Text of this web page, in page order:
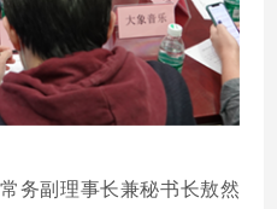
务副理事长兼秘书长敖然